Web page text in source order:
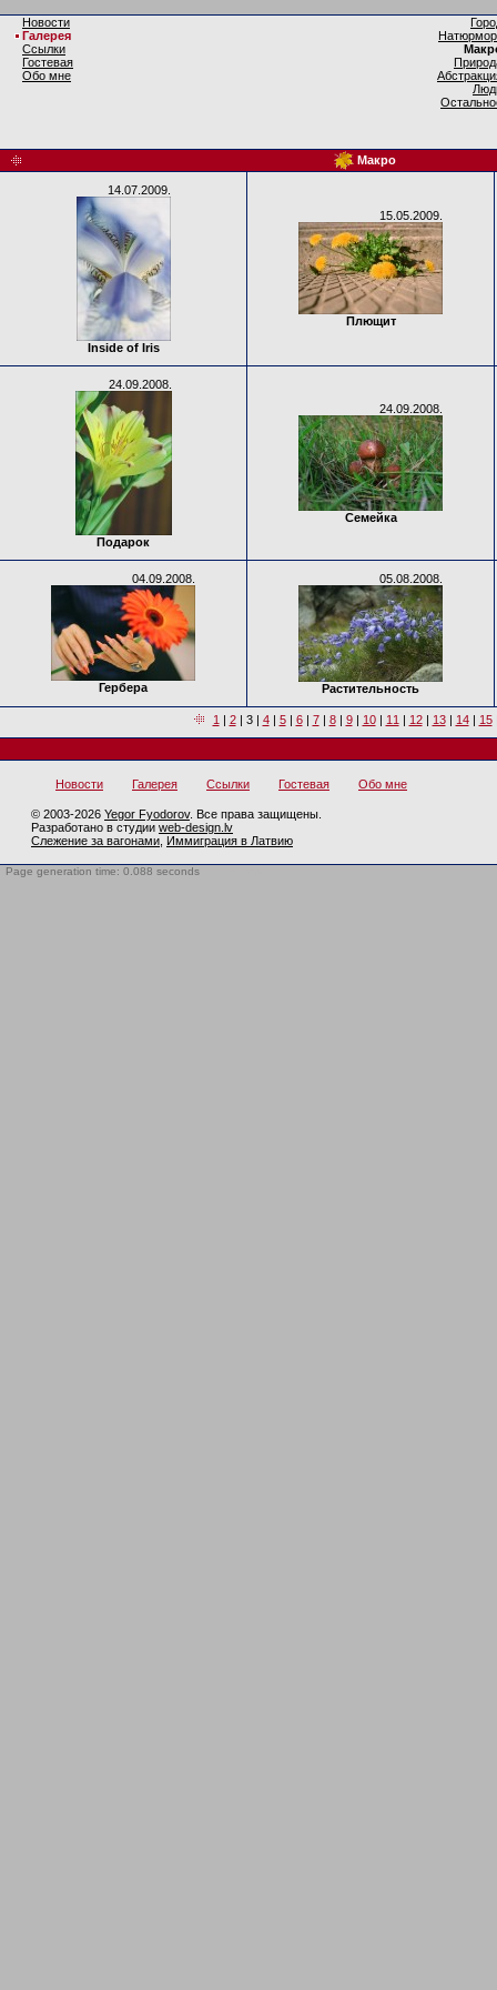
Новости
Галерея
Ссылки
Гостевая
Обо мне
Макро
14.07.2009.
Inside of Iris
15.05.2009.
Плющит
24.09.2008.
Подарок
24.09.2008.
Семейка
04.09.2008.
Гербера
05.08.2008.
Растительность
1 | 2| 3 | 4| 5| 6| 7| 8| 9| 10| 11 | 12| 13| 14| 15
Новости Галерея Ссылки Гостевая Обо мне
© 2003-2026 Yegor Fyodorov. Все права защищены.
Разработано в студии web-design.lv
Слежение за вагонами Иммиграция в Латвию
Page generation time: 0.088 seconds